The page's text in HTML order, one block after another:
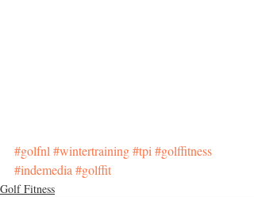
#golfnl #wintertraining#tpi #golffitness
#indemedia #golffit
Golf Fitness